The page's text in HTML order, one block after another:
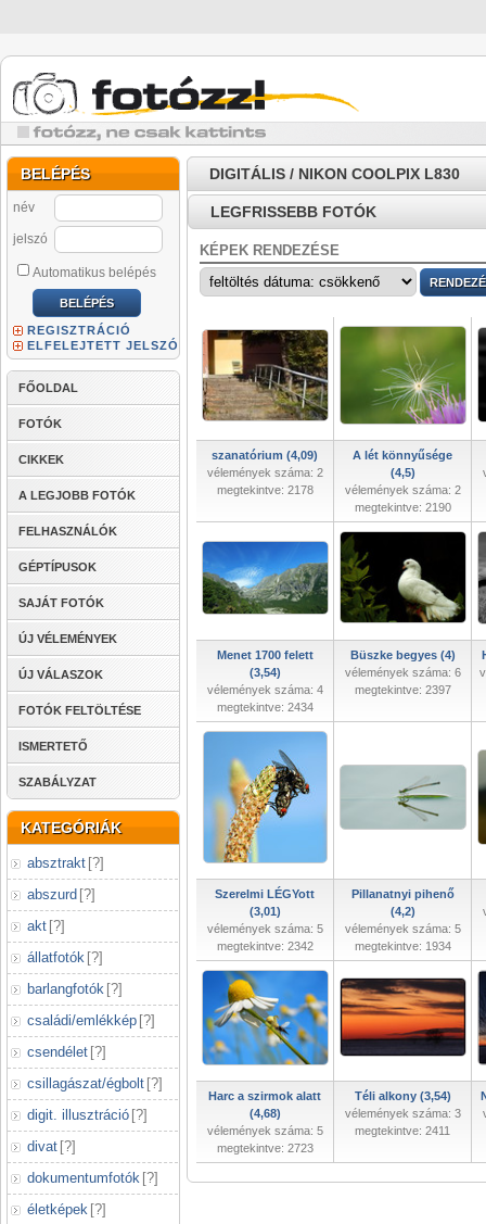
BELÉPÉS
név
jelszó
Automatikus belépés
REGISZTRÁCIÓ
ELFELEJTETT JELSZÓ
FŐOLDAL
FOTÓK
CIKKEK
A LEGJOBB FOTÓK
FELHASZNÁLÓK
GÉPTÍPUSOK
SAJÁT FOTÓK
ÚJ VÉLEMÉNYEK
ÚJ VÁLASZOK
FOTÓK FELTÖLTÉSE
ISMERTETŐ
SZABÁLYZAT
KATEGÓRIÁK
absztrakt [?]
abszurd [?]
akt [?]
állatfotók [?]
barlangfotók [?]
családi/emlékkép [?]
csendélet [?]
csillagászat/égbolt [?]
digit. illusztráció [?]
divat [?]
dokumentumfotók [?]
életképek [?]
DIGITÁLIS / NIKON COOLPIX L830
LEGFRISSEBB FOTÓK
KÉPEK RENDEZÉSE
szanatórium (4,09)
vélemények száma: 2
megtekintve: 2178
A lét könnyűsége
(4,5)
vélemények száma: 2
megtekintve: 2190
Menet 1700 felett
(3,54)
vélemények száma: 4
megtekintve: 2434
Büszke begyes (4)
vélemények száma: 6
megtekintve: 2397
Szerelmi LÉGYott
(3,01)
vélemények száma: 5
megtekintve: 2342
Pillanatnyi pihenő
(4,2)
vélemények száma: 5
megtekintve: 1934
Harc a szirmok alatt
(4,68)
vélemények száma: 5
megtekintve: 2723
Téli alkony (3,54)
vélemények száma: 3
megtekintve: 2411